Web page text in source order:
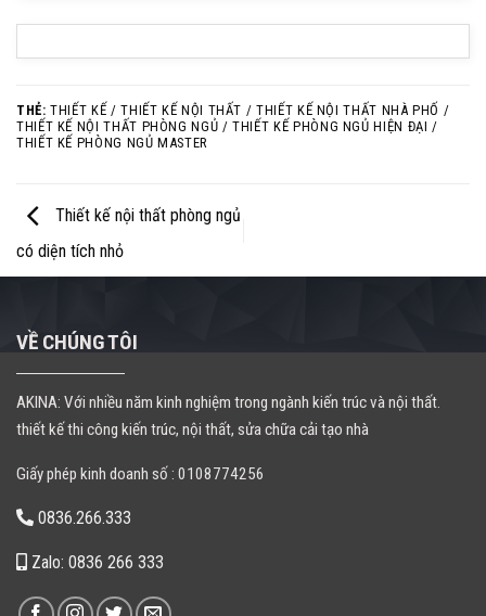
THẺ: THIẾT KẾ / THIẾT KẾ NỘI THẤT / THIẾT KẾ NỘI THẤT NHÀ PHỐ /
THIẾT KẾ NỘI THẤT PHÒNG NGỦ / THIẾT KẾ PHÒNG NGỦ HIỆN ĐẠI /
THIẾT KẾ PHÒNG NGỦ MASTER
Thiết kế nội thất phòng ngủ
có diện tích nhỏ
VỀ CHÚNG TÔI
AKINA: Với nhiều năm kinh nghiệm trong ngành kiến trúc và nội thất.
thiết kế thi công kiến trúc, nội thất, sửa chữa cải tạo nhà
Giấy phép kinh doanh số : 0108774256
0836.266.333
Zalo: 0836 266 333